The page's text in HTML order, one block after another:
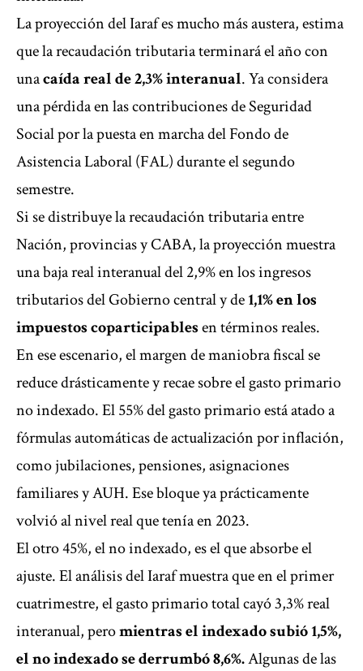
La proyección del Iaraf es mucho más austera, estima
que la recaudación tributaria terminará el año con
unacaída real de 2,3% interanual. Ya considera
una pérdida en las contribuciones de Seguridad
Social por la puesta en marcha del Fondo de
Asistencia Laboral (FAL) durante el segundo
semestre.
Si se distribuye la recaudación tributaria entre
Nación, provincias y CABA, la proyección muestra
una baja real interanual del 2,9% en los ingresos
tributarios del Gobierno central y de1,1% en los
impuestos coparticipablesen términos reales.
En ese escenario, el margen de maniobra fiscal se
reduce drásticamente y recae sobre el gasto primario
no indexado. El 55% del gasto primario está atado a
fórmulas automáticas de actualización por inflación,
como jubilaciones, pensiones, asignaciones
familiares y AUH. Ese bloque ya prácticamente
volvió al nivel real que tenía en 2023.
El otro 45%, el no indexado, es el que absorbe el
ajuste. El análisis del Iaraf muestra que en el primer
cuatrimestre, el gasto primario total cayó 3,3% real
interanual, peromientras el indexado subió 1,5%,
el no indexado se derrumbó 8,6%.Algunas de las